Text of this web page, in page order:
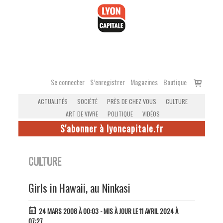
Se connecter S’enregistrer Magazines Boutique
Voir
ACTUALITÉS SOCIÉTÉ PRÈS DE CHEZ VOUS
CULTURE
ART DE VIVRE
POLITIQUE VIDÉOS
S'abonner à lyoncapitale.fr
CULTURE
Girls in Hawaii, au Ninkasi
24 MARS 2008 À 00:03- MIS À JOUR LE 11 AVRIL 2024 À